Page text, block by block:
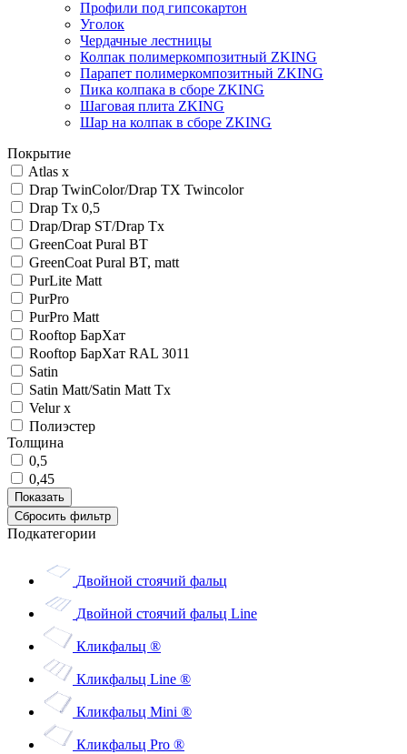
Профили под гипсокартон
Уголок
Чердачные лестницы
Колпак полимеркомпозитный ZKING
Парапет полимеркомпозитный ZKING
Пика колпака в сборе ZKING
Шаговая плита ZKING
Шар на колпак в сборе ZKING
Покрытие
Atlas x
Drap TwinColor/Drap ТX Twincolor
Drap Tx 0,5
Drap/Drap ST/Drap Tx
GreenCoat Pural BT
GreenCoat Pural BT, matt
PurLite Matt
PurPro
PurPro Matt
Rooftop БарXат
Rooftop БарXат RAL 3011
Satin
Satin Matt/Satin Matt Tx
Velur x
Полиэстер
Толщина
0,5
0,45
Подкатегории
Двойной стоячий фальц
Двойной стоячий фальц Line
Кликфальц ®
Кликфальц Line ®
Кликфальц Mini ®
Кликфальц Pro ®